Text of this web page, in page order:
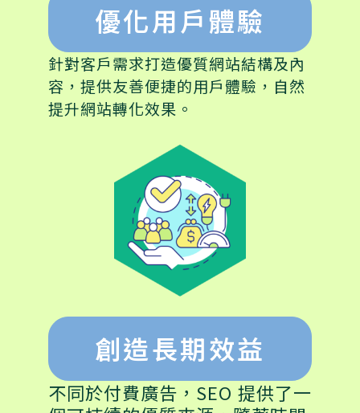
優化用戶體驗
針對客戶需求打造優質網站結構及內
容，提供友善便捷的用戶體驗，自然
提升網站轉化效果。
創造長期效益
不同於付費廣告，SEO 提供了一